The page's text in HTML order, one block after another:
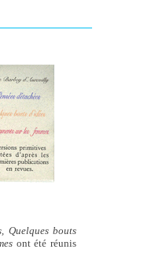
Quelques bouts
ont été réunis